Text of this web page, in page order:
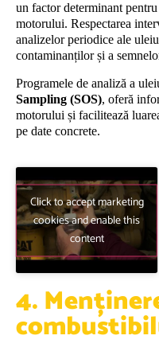
un factor determinant
motorului. Respectarea
analizelor periodice ale
contaminanților și a
Programele de analiză a
Sampling (SOS), oferă
motorului și facilitează
pe date concrete.
Click to accept marketing
cookies and enable this
content
4.